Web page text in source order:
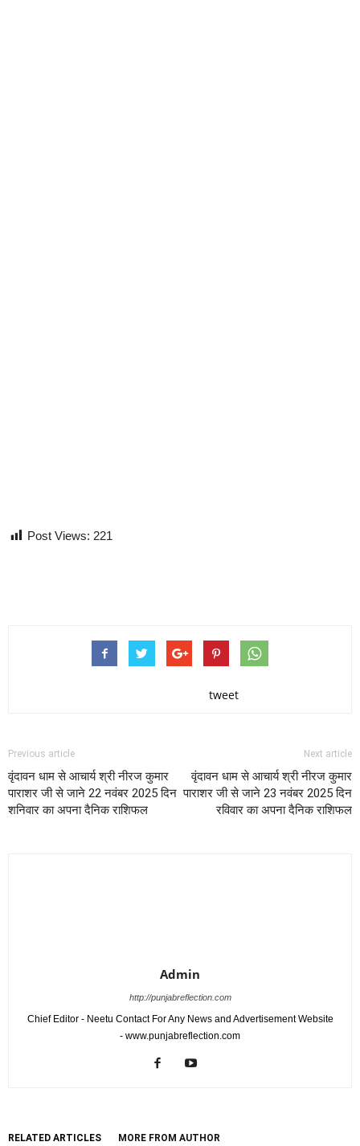
Post Views: 221
tweet
Previous article
वृंदावन धाम से आचार्य श्री नीरज कुमार
पाराशर जी से जाने 22 नवंबर 2025 दिन
शनिवार का अपना दैनिक राशिफल
Next article
वृंदावन धाम से आचार्य श्री नीरज कुमार
पाराशर जी से जाने 23 नवंबर 2025 दिन
रविवार का अपना दैनिक राशिफल
Admin
http://punjabreflection.com
Chief Editor - Neetu Contact For Any News and Advertisement Website
- www.punjabreflection.com
RELATED ARTICLES MORE FROM AUTHOR